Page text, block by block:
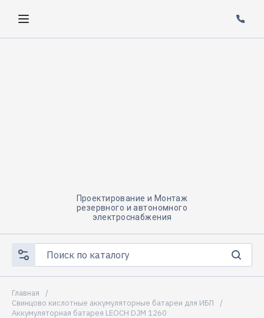
Проектирование и Монтаж
резервного и автономного
электроснабжения
Главная
/
Свинцово кислотные аккумуляторные батареи для ИБП
/
Аккумуляторная батарея LEOCH DJM 1260